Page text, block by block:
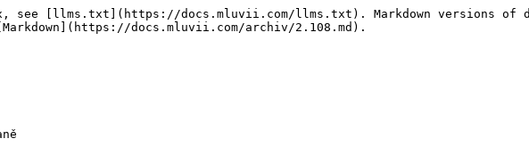
see [llms.txt](https://docs.mluvii.com/llms.txt). Markdown versions of
docs.mluvii.com/archiv/2.108.md).